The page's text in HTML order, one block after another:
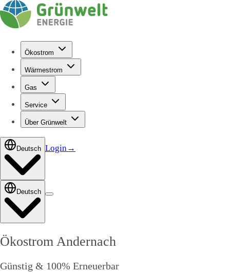
Ökostrom
Wärmestrom
Gas
Service
Über Grünwelt
Deutsch Login→
Deutsch
Ökostrom Andernach
Günstig & 100% Erneuerbar